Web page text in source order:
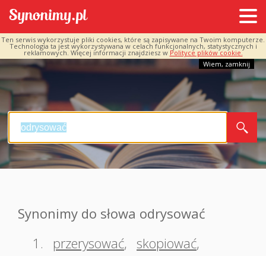
Ten serwis wykorzystuje pliki cookies, które są zapisywane na Twoim komputerze.
Technologia ta jest wykorzystywana w celach funkcjonalnych, statystycznych i
reklamowych. Więcej informacji znajdziesz w Polityce plików cookie.
Wiem, zamknij
Synonimy do słowa odrysować
1.
przerysować, skopiować,